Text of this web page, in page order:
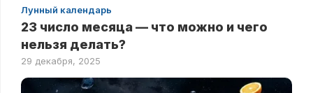
Лунный календарь
23 число месяца — что можно и чего
нельзя делать?
29 декабря, 2025